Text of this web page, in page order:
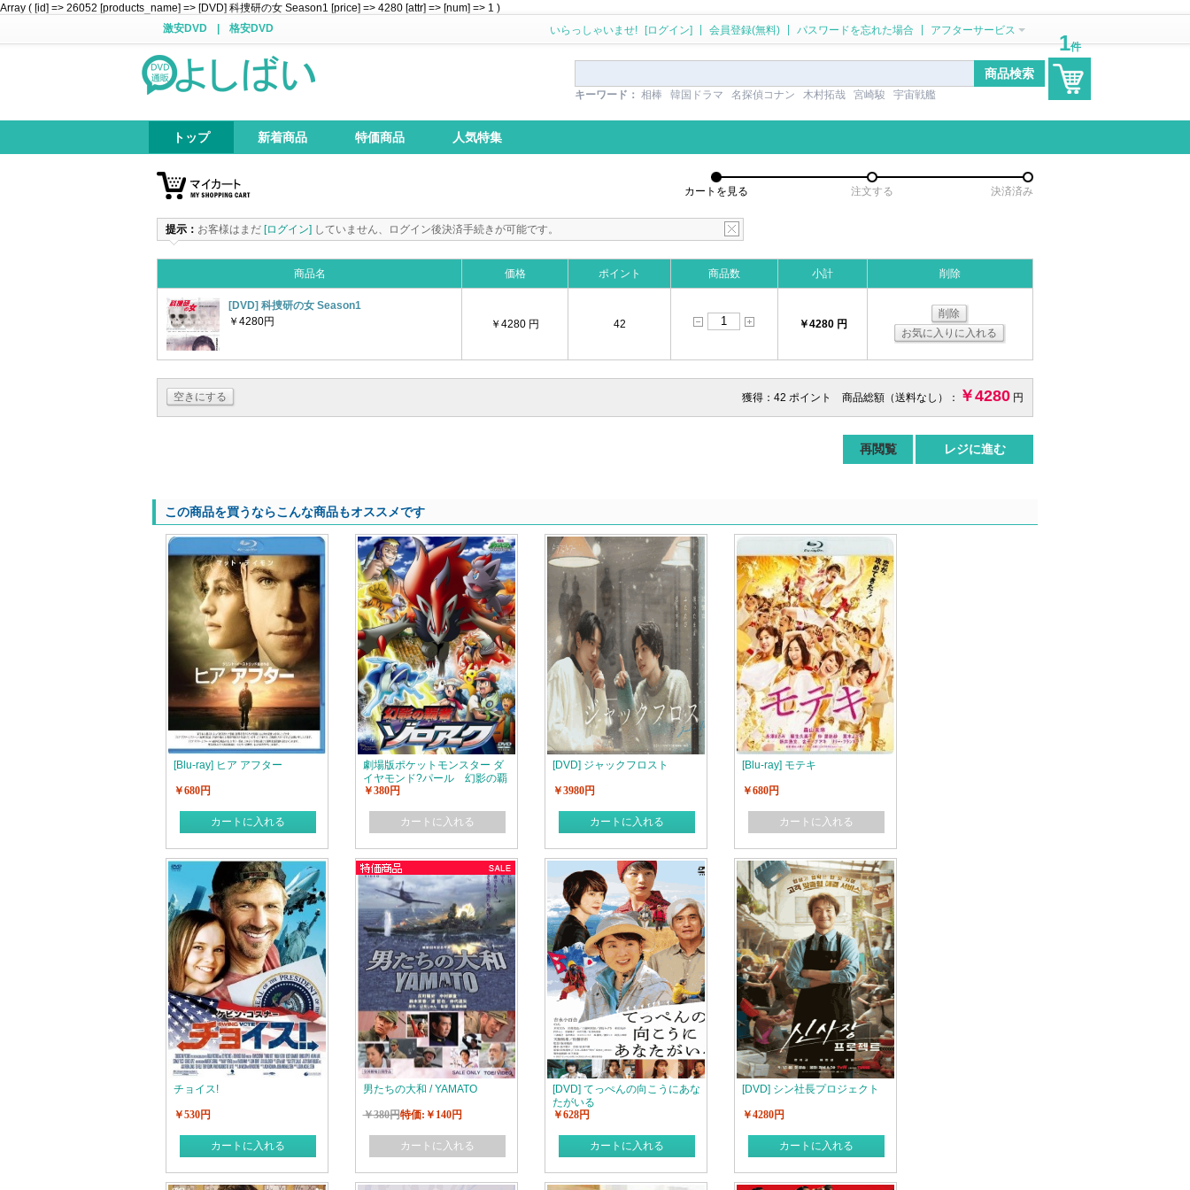
Array ( [id] => 26052 [products_name] => [DVD] 科捜研の女 Season1 [price] => 4280 [attr] => [num] => 1 )
激安DVD
格安DVD いらっしゃいませ! [ログイン] 会員登録(無料) パスワードを忘れた場合 アフターサービス
キーワード： 相棒 韓国ドラマ 名探偵コナン 木村拓哉 宮崎駿 宇宙戦艦
トップ 新着商品 特価商品 人気特集
1件
カートを見る 注文する 決済済み
提示： お客様はまだ [ログイン] していません、ログイン後決済手続きが可能です。
商品名 価格 ポイント 商品数 小計 削除
[DVD] 科捜研の女 Season1
￥4280円
￥4280 円 42 ￥4280 円
削除
お気に入りに入れる
空きにする 獲得：42 ポイント 商品総額（送料なし）： ￥4280 円
再閲覧 レジに進む
この商品を買うならこんな商品もオススメです
[Blu-ray] ヒア アフター
￥680円
カートに入れる
劇場版ポケットモンスター ダ
イヤモンド?パール 幻影の覇
者 ゾロアーク
￥380円
カートに入れる
[DVD] ジャックフロスト
￥3980円
カートに入れる
[Blu-ray] モテキ
￥680円
カートに入れる
チョイス!
￥530円
カートに入れる
男たちの大和 / YAMATO
￥380円特価:￥140円
カートに入れる
[DVD] てっぺんの向こうにあな
たがいる
￥628円
カートに入れる
[DVD] シン社長プロジェクト
￥4280円
カートに入れる